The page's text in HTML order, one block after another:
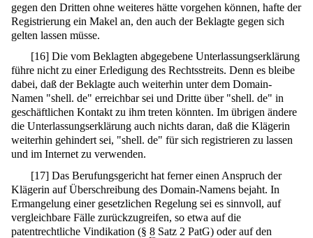
gegen den Dritten ohne weiteres hätte vorgehen können, hafte der
Registrierung ein Makel an, den auch der Beklagte gegen sich
gelten lassen müsse.
[16] Die vom Beklagten abgegebene Unterlassungserklärung
führe nicht zu einer Erledigung des Rechtsstreits. Denn es bleibe
dabei, daß der Beklagte auch weiterhin unter dem Domain-
Namen "shell. de" erreichbar sei und Dritte über "shell. de" in
geschäftlichen Kontakt zu ihm treten könnten. Im übrigen ändere
die Unterlassungserklärung auch nichts daran, daß die Klägerin
weiterhin gehindert sei, "shell. de" für sich registrieren zu lassen
und im Internet zu verwenden.
[17] Das Berufungsgericht hat ferner einen Anspruch der
Klägerin auf Überschreibung des Domain-Namens bejaht. In
Ermangelung einer gesetzlichen Regelung sei es sinnvoll, auf
vergleichbare Fälle zurückzugreifen, so etwa auf die
patentrechtliche Vindikation (§ 8 Satz 2 PatG) oder auf den